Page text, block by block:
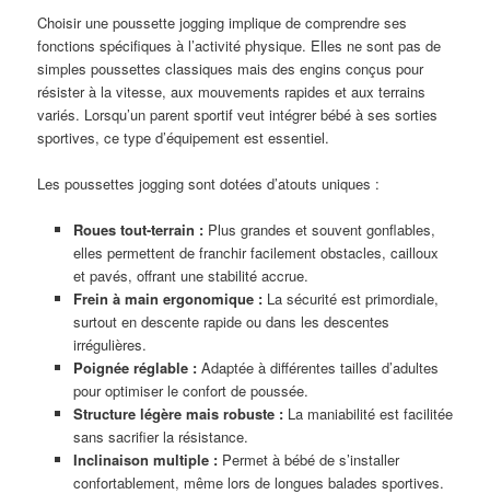
Choisir une poussette jogging implique de comprendre ses
fonctions spécifiques à l’activité physique. Elles ne sont pas de
simples poussettes classiques mais des engins conçus pour
résister à la vitesse, aux mouvements rapides et aux terrains
variés. Lorsqu’un parent sportif veut intégrer bébé à ses sorties
sportives, ce type d’équipement est essentiel.
Les poussettes jogging sont dotées d’atouts uniques :
Roues tout-terrain :Plus grandes et souvent gonflables,
elles permettent de franchir facilement obstacles, cailloux
et pavés, offrant une stabilité accrue.
Frein à main ergonomique :La sécurité est primordiale,
surtout en descente rapide ou dans les descentes
irrégulières.
Poignée réglable :Adaptée à différentes tailles d’adultes
pour optimiser le confort de poussée.
Structure légère mais robuste :La maniabilité est facilitée
sans sacrifier la résistance.
Inclinaison multiple :Permet à bébé de s’installer
confortablement, même lors de longues balades sportives.